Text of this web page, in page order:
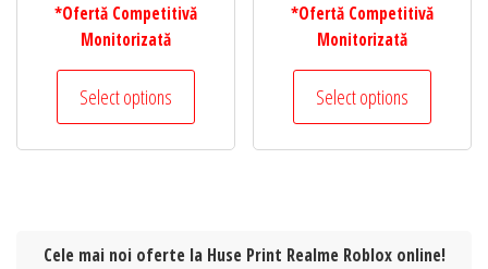
*Ofertă Competitivă
Monitorizată
Select options
*Ofertă Competitivă
Monitorizată
Select options
Cele mai noi oferte la Huse Print Realme Roblox online!